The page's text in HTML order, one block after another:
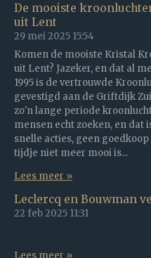
De mooiste
uit Lent
29 mei 2025 15:54
Komen de mooiste Kristal
uit Lent? Jazeker, en dat al
1995 is de vertrouwde
gevestigd aan de Griftdijk
zo'n lange periode
mensen echt zoeken, en dat
snelle acties, geen
tijdje niet meer mooi is...
Lees meer »
Leclercq en Bouwman
22 feb 2025 11:31
Lees meer »